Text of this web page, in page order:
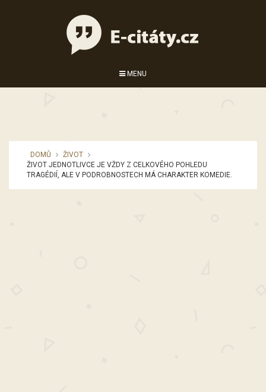
MENU
DOMŮ
ŽIVOT
ŽIVOT JEDNOTLIVCE JE VŽDY Z CELKOVÉHO POHLEDU
TRAGÉDIÍ, ALE V PODROBNOSTECH MÁ CHARAKTER KOMEDIE.